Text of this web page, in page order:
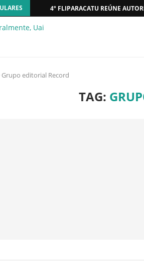
4º FLIPARACATU REÚNE
Grupo editorial Record
TAG: